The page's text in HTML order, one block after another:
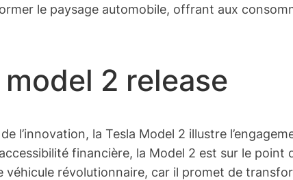
le paysage automobile, offrant aux
model 2 release
l’innovation, la Tesla Model 2 illustre
financière, la Model 2 est sur le point
véhicule révolutionnaire, car il promet de